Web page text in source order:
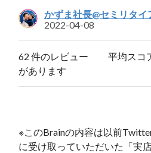
かずま社長@セミリタ
2022-04-08
62 件のレビュー
があります
平均スコ
※このBrainの内容は以前
に受け取っていただいた「実